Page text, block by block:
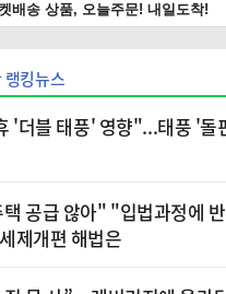
랭킹뉴스
'더블 태풍' 영향"...태풍 '돌
택 공급 않아" "입법과정에
제개편 해법은